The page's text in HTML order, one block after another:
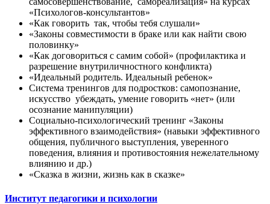
«Психологов-консультантов»
«Как говорить так, чтобы тебя слушали»
«Законы совместимости в браке или как найти свою
половинку»
«Как договориться с самим собой» (профилактика и
разрешение внутриличностного конфликта)
«Идеальный родитель. Идеальный ребенок»
Система тренингов для подростков: самопознание,
искусство убеждать, умение говорить «нет» (или
осознание манипуляции)
Социально-психологический тренинг «Законы
эффективного взаимодействия» (навыки эффективного
общения, публичного выступления, уверенного
поведения, влияния и противостояния нежелательному
влиянию и др.)
«Сказка в жизни, жизнь как в сказке»
Институт педагогики и психологии